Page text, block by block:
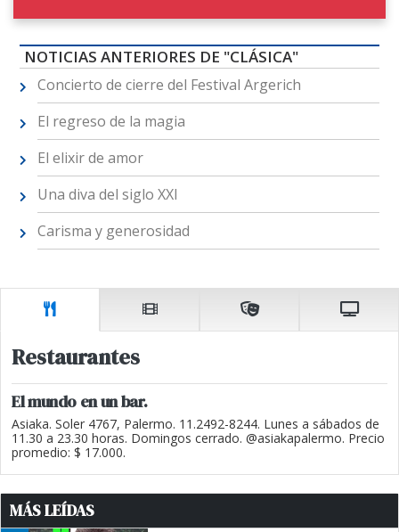
NOTICIAS ANTERIORES DE "CLÁSICA"
Concierto de cierre del Festival Argerich
El regreso de la magia
El elixir de amor
Una diva del siglo XXI
Carisma y generosidad
Restaurantes
El mundo en un bar.
Asiaka. Soler 4767, Palermo. 11.2492-8244. Lunes a sábados de
11.30 a 23.30 horas. Domingos cerrado. @asiakapalermo. Precio
promedio: $ 17.000.
MÁS LEÍDAS